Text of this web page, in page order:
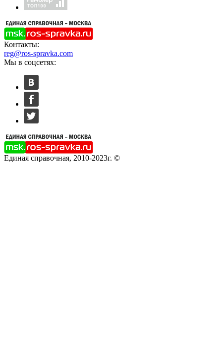
Контакты:
reg@ros-spravka.com
Мы в соцсетях:
Единая справочная, 2010-2023г. ©